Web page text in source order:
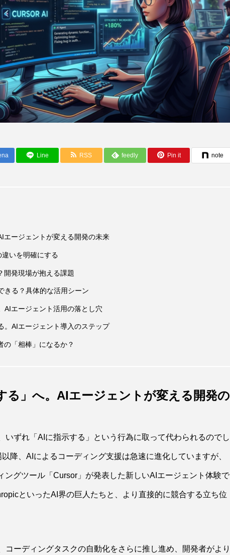
Line RSS feedly Pin it note
エージェントが変える開発の未来
いを明確にする
開発現場が抱える課題
きる？具体的な活用シーン
AIエージェント活用の落とし穴
。AIエージェント導入のステップ
の「相棒」になるか？
る」へ。AIエージェントが変える開発の
いずれ「AIに指示する」という行為に取って代わられるのでし
降、AIによるコーディング支援は急速に進化していますが、
ングツール「Cursor」が発表した新しいAIエージェント体験で
といったAI界の巨人たちと、より直接的に競合する立ち位
コーディングタスクの自動化をさらに推し進め、開発者がより
AI活用事例とツール